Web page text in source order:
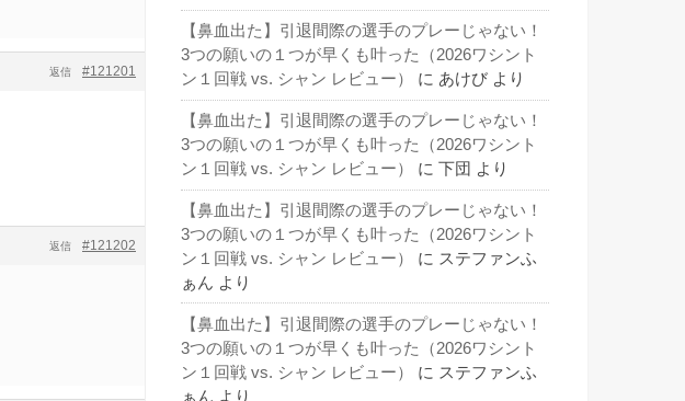
#121201
返信
#121202
返信
【鼻血出た】引退間際の選手のプレーじゃない！
3つの願いの１つが早くも叶った（2026ワシント
ン１回戦 vs. シャン レビュー）
に あけび より
【鼻血出た】引退間際の選手のプレーじゃない！
3つの願いの１つが早くも叶った（2026ワシント
ン１回戦 vs. シャン レビュー）
に 下団 より
【鼻血出た】引退間際の選手のプレーじゃない！
3つの願いの１つが早くも叶った（2026ワシント
ン１回戦 vs. シャン レビュー）
に ステファンふ
ぁん より
【鼻血出た】引退間際の選手のプレーじゃない！
3つの願いの１つが早くも叶った（2026ワシント
ン１回戦 vs. シャン レビュー）
に ステファンふ
ぁん より